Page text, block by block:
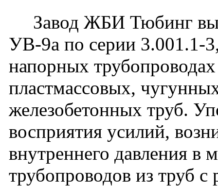
Завод ЖБИ Тюбинг
УВ-9а по серии 3.001.1-
напорных
пластмассовых,
железобетонных труб.
восприятия усилий,
внутреннего давления в
трубопроводов из труб